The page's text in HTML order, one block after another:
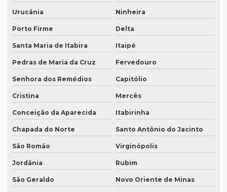
Urucânia Ninheira
Porto Firme Delta
Santa Maria de Itabira Itaipé
Pedras de Maria da Cruz Fervedouro
Senhora dos Remédios Capitólio
Cristina Mercês
Conceição da Aparecida Itabirinha
Chapada do Norte Santo Antônio do Jacinto
São Romão Virginópolis
Jordânia Rubim
São Geraldo Novo Oriente de Minas